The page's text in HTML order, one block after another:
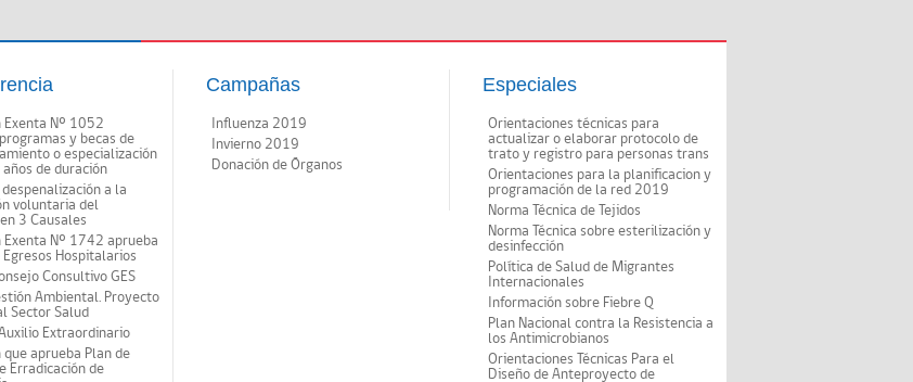
Exenta Nº 1052
y becas de
o especialización
de duración
a la
voluntaria del
3 Causales
Exenta Nº 1742 aprueba
Hospitalarios
Consultivo GES
Ambiental. Proyecto
Sector Salud
Extraordinario
que aprueba Plan de
Erradicación de
Campañas
Influenza 2019
Invierno 2019
Donación de Órganos
Especiales
Orientaciones técnicas para
actualizar o elaborar protocolo de
trato y registro para personas trans
Orientaciones para la planificacion y
programación de la red 2019
Norma Técnica de Tejidos
Norma Técnica sobre esterilización y
desinfección
Política de Salud de Migrantes
Internacionales
Información sobre Fiebre Q
Plan Nacional contra la Resistencia a
los Antimicrobianos
Orientaciones Técnicas Para el
Diseño de Anteproyecto de